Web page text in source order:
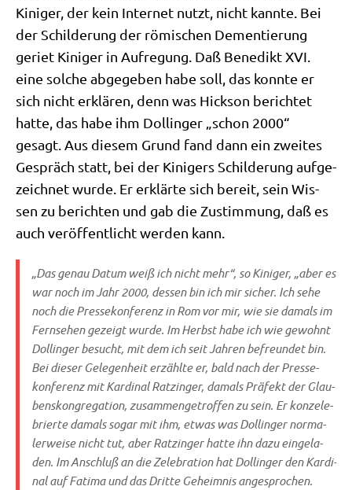
Kini­ger, der kein Inter­net nutzt, nicht kann­te. Bei
der Schil­de­rung der römi­schen Demen­tie­rung
geriet Kini­ger in Auf­re­gung. Daß Bene­dikt XVI.
eine sol­che abge­ge­ben habe soll, das konn­te er
sich nicht erklä­ren, denn was Hick­son berich­tet
hat­te, das habe ihm Dol­lin­ger „schon 2000“
gesagt. Aus die­sem Grund fand dann ein zwei­tes
Gespräch statt, bei der Kini­gers Schil­de­rung auf­ge­
zeich­net wur­de. Er erklär­te sich bereit, sein Wis­
sen zu berich­ten und gab die Zustim­mung, daß es
auch ver­öf­fent­licht wer­den kann.
„Das genau Datum weiß ich nicht mehr“, so Kini­ger, „aber es
war noch im Jahr 2000, des­sen bin ich mir sicher. Ich sehe
noch die Pres­se­kon­fe­renz in Rom vor mir, wie sie damals im
Fern­se­hen gezeigt wur­de. Im Herbst habe ich wie gewohnt
Dol­lin­ger besucht, mit dem ich seit Jah­ren befreun­det bin.
Bei die­ser Gele­gen­heit erzähl­te er, bald nach der Pres­se­
kon­fe­renz mit Kar­di­nal Ratz­in­ger, damals Prä­fekt der Glau­
bens­kon­gre­ga­ti­on, zusam­men­ge­trof­fen zu sein. Er kon­ze­le­
brier­te damals sogar mit ihm, etwas was Dol­lin­ger nor­ma­
ler­wei­se nicht tut, aber Ratz­in­ger hat­te ihn dazu ein­ge­la­
den. Im Anschluß an die Zele­bra­ti­on hat Dol­lin­ger den Kar­di­
nal auf Fati­ma und das Drit­te Geheim­nis ange­spro­chen.